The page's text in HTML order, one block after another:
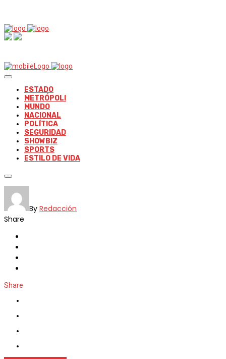
ESTADO
METRÓPOLI
MUNDO
NACIONAL
POLÍTICA
SEGURIDAD
SHOWBIZ
SPORTS
ESTILO DE VIDA
By Redacción
Share
Share